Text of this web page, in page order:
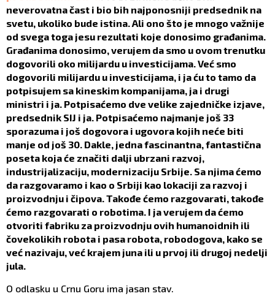
neverovatna čast i bio bih najponosniji predsednik na
svetu, ukoliko bude istina. Ali ono što je mnogo važnije
od svega toga jesu rezultati koje donosimo građanima.
Građanima donosimo, verujem da smo u ovom trenutku
dogovorili oko milijardu u investicijama. Već smo
dogovorili milijardu u investicijama, i ja ću to tamo da
potpisujem sa kineskim kompanijama, ja i drugi
ministri i ja. Potpisaćemo dve velike zajedničke izjave,
predsednik SIJ i ja. Potpisaćemo najmanje još 33
sporazuma i još dogovora i ugovora kojih neće biti
manje od još 30. Dakle, jedna fascinantna, fantastična
poseta koja će značiti dalji ubrzani razvoj,
industrijalizaciju, modernizaciju Srbije. Sa njima ćemo
da razgovaramo i kao o Srbiji kao lokaciji za razvoj i
proizvodnju i čipova. Takođe ćemo razgovarati, takođe
ćemo razgovarati o robotima. I ja verujem da ćemo
otvoriti fabriku za proizvodnju ovih humanoidnih ili
čovekolikih robota i pasa robota, robodogova, kako se
već nazivaju, već krajem juna ili u prvoj ili drugoj nedelji
jula.
O odlasku u Crnu Goru ima jasan stav.